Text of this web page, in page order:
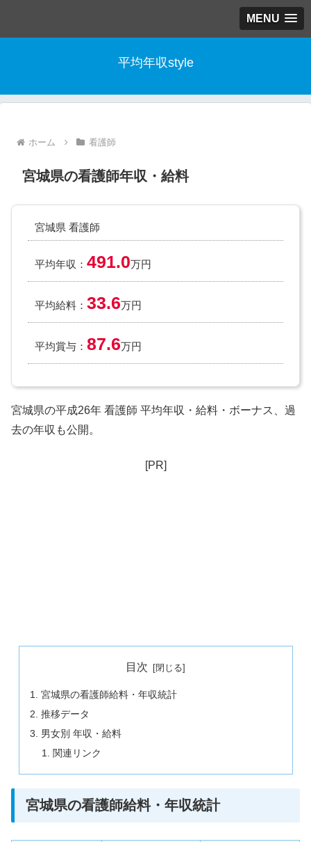
MENU
平均年収style
ホーム 看護師
宮城県の看護師年収・給料
宮城県 看護師
平均年収： 491.0万円
平均給料： 33.6万円
平均賞与： 87.6万円
宮城県の平成26年 看護師 平均年収・給料・ボーナス、過
去の年収も公開。
[PR]
目次
宮城県の看護師給料・年収統計
推移データ
男女別 年収・給料
関連リンク
宮城県の看護師給料・年収統計